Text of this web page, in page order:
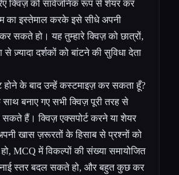
क्विज़ को सार्वजनिक रूप से शेयर कर
का इस्तेमाल करके इसे सीधे अपनी
सकते हो। यह तुम्हारे क्विज़ को छात्रों,
से ज़्यादा दर्शकों को बांटने की सुविधा देता
होने के बाद उन्हें कस्टमाइज़ कर सकता हूँ?
बनाए गए सभी क्विज़ पूरी तरह से
हैं। क्विज़ एक्सपोर्ट करने या शेयर
खास ज़रूरतों के हिसाब से प्रश्नों को
MCQ में विकल्पों की संख्या समायोजित
स्तर बदल सकते हो, और बहुत कुछ कर